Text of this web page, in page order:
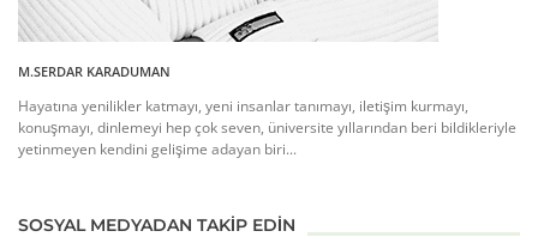
M.SERDAR KARADUMAN
Hayatına yenilikler katmayı, yeni insanlar tanımayı, iletişim kurmayı,
konuşmayı, dinlemeyi hep çok seven, üniversite yıllarından beri bildikleriyle
yetinmeyen kendini gelişime adayan biri...
SOSYAL MEDYADAN TAKIP EDIN